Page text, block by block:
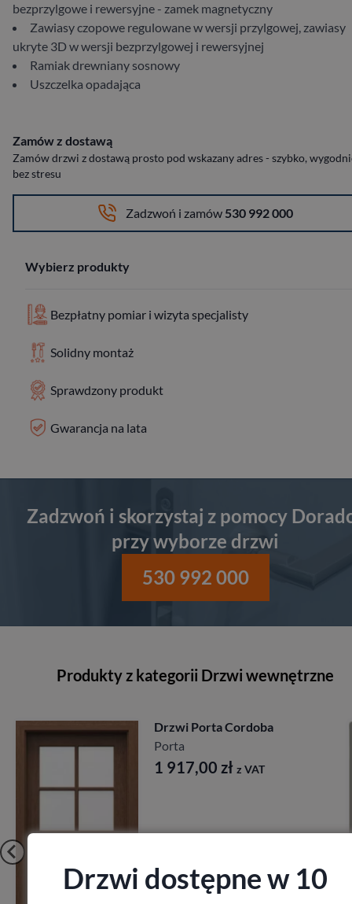
bezprzylgowe i rewersyjne - zamek magnetyczny
Zawiasy czopowe regulowane w wersji przylgowej, zawiasy
ukryte 3D w wersji bezprzylgowej i rewersyjnej
Ramiak drewniany sosnowy
Uszczelka opadająca
Zamów z dostawą
Zamów drzwi z dostawą prosto pod wskazany adres - szybko,
bez stresu
Zadzwoń i zamów 530 992 000
Wybierz produkty
Bezpłatny pomiar i wizyta specjalisty
Solidny montaż
Sprawdzony produkt
Gwarancja na lata
Zadzwoń i skorzystaj z pomocy
przy wyborze drzwi
530 992 000
Produkty z kategorii Drzwi wewnętrzne
Drzwi Porta Cordoba
Porta
1 917,00 zł z VAT
Drzwi dostępne w 10